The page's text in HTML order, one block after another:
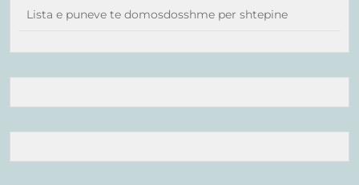
Lista e puneve te domosdosshme per shtepine